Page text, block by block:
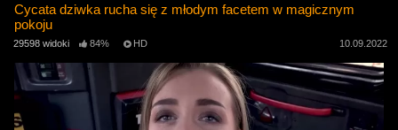
Cycata dziwka rucha się z młodym facetem w magicznym
pokoju
29598 widoki 84% HD 10.09.2022